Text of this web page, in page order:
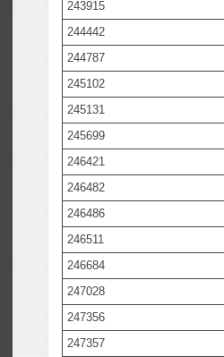
243915
244442
244787
245102
245131
245699
246421
246482
246486
246511
246684
247028
247356
247357